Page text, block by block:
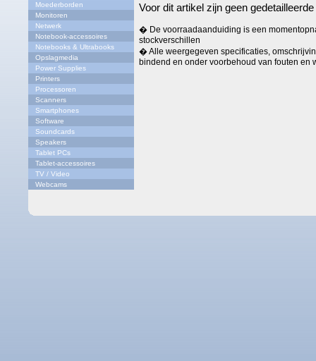
Moederborden
Monitoren
Netwerk
Notebook-accessoires
Notebooks & Ultrabooks
Opslagmedia
Power Supplies
Printers
Processoren
Scanners
Smartphones
Software
Soundcards
Speakers
Tablet PCs
Tablet-accessoires
TV / Video
Webcams
Voor dit artikel zijn geen
� De voorraadaanduiding is een
stockverschillen
� Alle weergegeven specificaties,
bindend en onder voorbehoud van fouten en